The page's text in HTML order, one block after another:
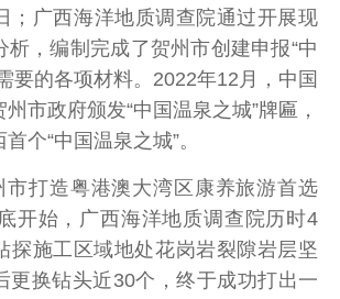
；广西海洋地质调查院通过开展现
析，编制完成了贺州市创建申报“中
要的各项材料。2022年12月，中国
市政府颁发“中国温泉之城”牌匾，
个“中国温泉之城”。
市打造粤港澳大湾区康养旅游首选
开始，广西海洋地质调查院历时4
探施工区域地处花岗岩裂隙岩层坚
更换钻头近30个，终于成功打出一